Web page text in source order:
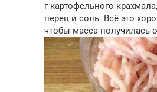
г картофельного
перец и соль. Всё это
чтобы масса получилась